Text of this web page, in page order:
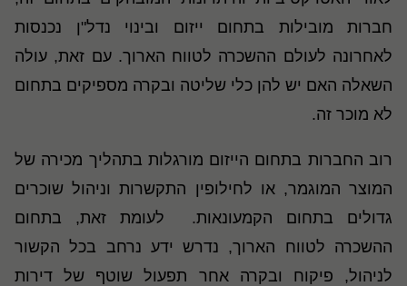
חברות מובילות בתחום ייזום ובינוי נדל"ן נכנסות
לאחרונה לעולם ההשכרה לטווח הארוך. עם זאת, עולה
השאלה האם יש להן כלי שליטה ובקרה מספיקים בתחום
לא מוכר זה.
רוב החברות בתחום הייזום מורגלות בתהליך מכירה של
המוצר המוגמר, או לחילופין התקשרות וניהול שוכרים
גדולים בתחום הקמעונאות. לעומת זאת, בתחום
ההשכרה לטווח הארוך, נדרש ידע נרחב בכל הקשור
לניהול, פיקוח ובקרה אחר תפעול שוטף של דירות